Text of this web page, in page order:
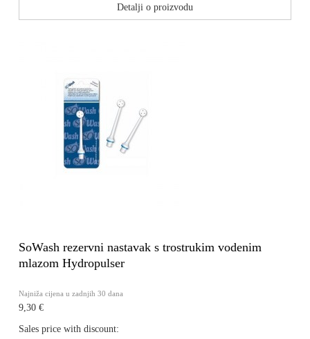
Detalji o proizvodu
SoWash rezervni nastavak s trostrukim vodenim
mlazom Hydropulser
Najniža cijena u zadnjih 30 dana
9,30 €
Sales price with discount: